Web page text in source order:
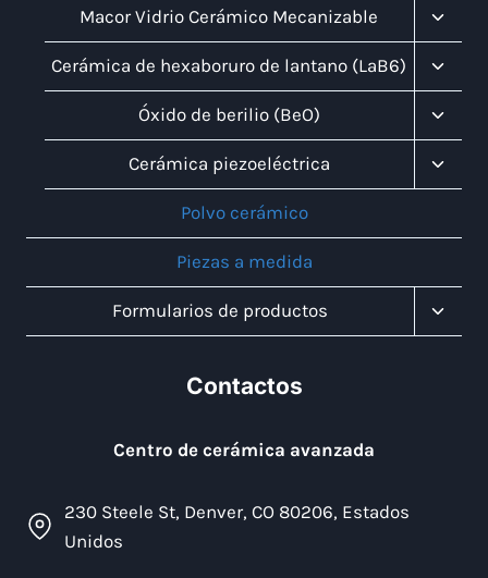
Macor Vidrio Cerámico Mecanizable
Menú
Cerámica de hexaboruro de lantano (LaB6)
Menú
Óxido de berilio (BeO)
Menú
Cerámica piezoeléctrica
Menú
Polvo cerámico
Piezas a medida
Formularios de productos
Menú
Contactos
Centro de cerámica avanzada
230 Steele St, Denver, CO 80206, Estados
Unidos